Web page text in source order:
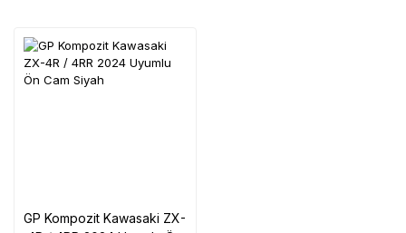
GP Kompozit Kawasaki ZX-